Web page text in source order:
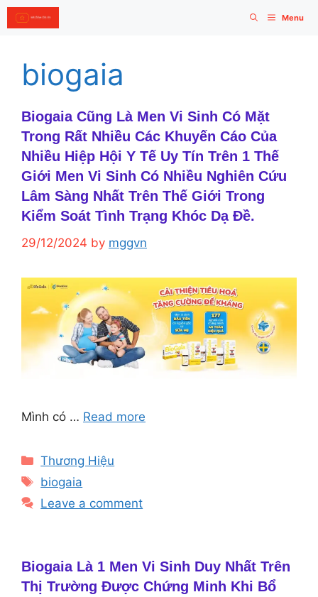
Skip
to
Menu
biogaia
Biogaia Cũng Là Men Vi Sinh Có Mặt
Trong Rất Nhiều Các Khuyến Cáo Của
Nhiều Hiệp Hội Y Tế Uy Tín Trên 1 Thế
Giới Men Vi Sinh Có Nhiều Nghiên Cứu
Lâm Sàng Nhất Trên Thế Giới Trong
Kiểm Soát Tình Trạng Khóc Dạ Đề.
29/12/2024 by mggvn
Mình có … Read more
Categories
Thương Hiệu
Tags
biogaia
Leave a comment
Biogaia Là 1 Men Vi Sinh Duy Nhất Trên
Thị Trường Được Chứng Minh Khi Bổ